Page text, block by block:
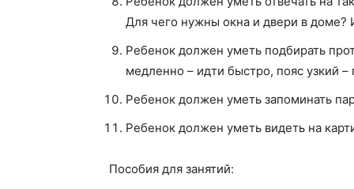
Для чего нужны окна и двери в доме?
Ребенок должен уметь подбирать
медленно – идти быстро, пояс узкий
Ребенок должен уметь запоминать
Ребенок должен уметь видеть на
Пособия для занятий: